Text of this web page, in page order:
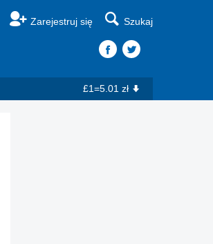
Zarejestruj się Szukaj
£1=5.01 zł